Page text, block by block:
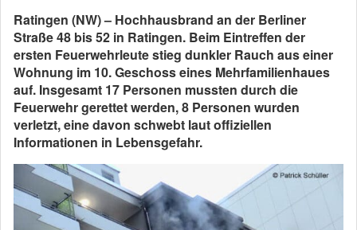
Ratingen (NW) – Hochhausbrand an der Berliner
Straße 48 bis 52 in Ratingen. Beim Eintreffen der
ersten Feuerwehrleute stieg dunkler Rauch aus einer
Wohnung im 10. Geschoss eines Mehrfamilienhaues
auf. Insgesamt 17 Personen mussten durch die
Feuerwehr gerettet werden, 8 Personen wurden
verletzt, eine davon schwebt laut offiziellen
Informationen in Lebensgefahr.